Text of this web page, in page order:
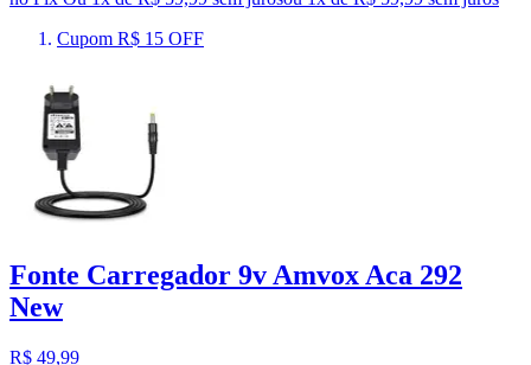
Cupom R$ 15 OFF
Fonte Carregador 9v Amvox Aca 292
New
R$ 49,99